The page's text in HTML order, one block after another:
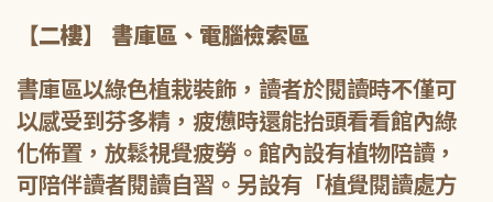
【二樓】 書庫區、電腦檢索區
書庫區以綠色植栽裝飾，讀者於閱讀時不僅可
以感受到芬多精，疲憊時還能抬頭看看館內綠
化佈置，放鬆視覺疲勞。館內設有植物陪讀，
可陪伴讀者閱讀自習。另設有「植覺閱讀處方